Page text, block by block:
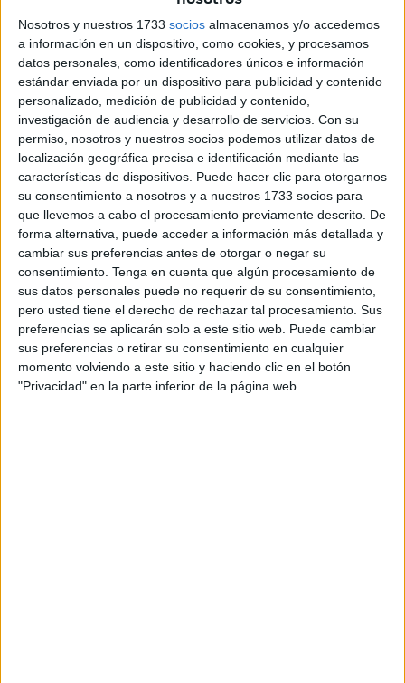
Nosotros y nuestros 1733 socios almacenamos y/o accedemos
a información en un dispositivo, como cookies, y procesamos
datos personales, como identificadores únicos e información
estándar enviada por un dispositivo para publicidad y contenido
personalizado, medición de publicidad y contenido,
investigación de audiencia y desarrollo de servicios. Con su
permiso, nosotros y nuestros socios podemos utilizar datos de
localización geográfica precisa e identificación mediante las
características de dispositivos. Puede hacer clic para otorgarnos
su consentimiento a nosotros y a nuestros 1733 socios para
que llevemos a cabo el procesamiento previamente descrito. De
forma alternativa, puede acceder a información más detallada y
cambiar sus preferencias antes de otorgar o negar su
consentimiento. Tenga en cuenta que algún procesamiento de
sus datos personales puede no requerir de su consentimiento,
pero usted tiene el derecho de rechazar tal procesamiento. Sus
preferencias se aplicarán solo a este sitio web. Puede cambiar
sus preferencias o retirar su consentimiento en cualquier
momento volviendo a este sitio y haciendo clic en el botón
"Privacidad" en la parte inferior de la página web.
antidroga asestado por laUDYCO, estaba tan herido en
su orgullo que no dudó en confesar suintención de
cumplir serias amenazas contra la vidade quien
colaboró con Asuntos Internosy la Justicia para facilitar
que esa galería fuera descubierta.
Esas amenazas no quedaron en meras confesiones del
tipo “voy a tumbarlo” o “estaré detrás de él toda mi vida”,
sino que, a juicio de la UDYCO, se plasmaron en una
intención clara de ordenar su muerte.
Una de las conversaciones captadas por los
investigadores en enero de este mismo año recoge a las
claras la búsqueda deun sicario para “quemar al hijo de
puta”.
Así, de acuerdo con la interpretación que da la UDYCO a
esas conversaciones, no hay duda sobre la